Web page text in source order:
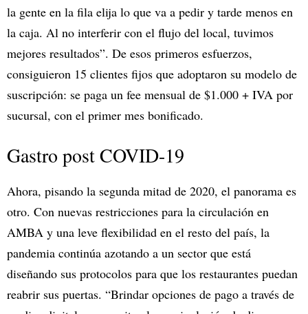
la gente en la fila elija lo que va a pedir y tarde menos en
la caja. Al no interferir con el flujo del local, tuvimos
mejores resultados”. De esos primeros esfuerzos,
consiguieron 15 clientes fijos que adoptaron su modelo de
suscripción: se paga un fee mensual de $1.000 + IVA por
sucursal, con el primer mes bonificado.
Gastro post COVID-19
Ahora, pisando la segunda mitad de 2020, el panorama es
otro. Con nuevas restricciones para la circulación en
AMBA y una leve flexibilidad en el resto del país, la
pandemia continúa azotando a un sector que está
diseñando sus protocolos para que los restaurantes puedan
reabrir sus puertas. “Brindar opciones de pago a través de